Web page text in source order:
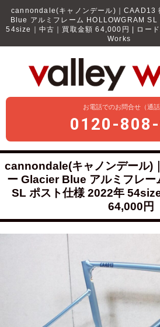
cannondale(キャノンデール)｜CAAD13
Blue アルミフレーム HOLLOWGRAM
54size｜中古｜買取金額 64,000円 | ロー
Works
お電話でのお問合せ（通話
0120-
cannondale(キャノンデール)
ー Glacier Blue アルミフレ
SL ポスト仕様 2022年
64,000円